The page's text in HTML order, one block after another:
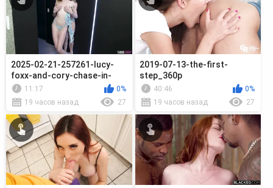
2025-02-21-257261-lucy-
foxx-and-cory-chase-in-
step-family_720p
11:17
0%
19 часов назад
27
2019-07-13-the-first-
step_360p
40:46
0%
19 часов назад
27